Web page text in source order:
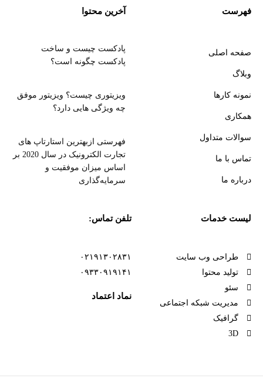
فهرست
صفحه اصلی
وبلاگ
نمونه کارها
همکاری
سوالات متداول
تماس با ما
درباره ما
آخرین محتوا
پادکست چیست و ساخت
پادکست چگونه است؟
ویزیتوری چیست؟ ویزیتور موفق
چه ویژگی هایی دارد؟
فهرستی ازبهترین استارتاپ های
تجارت الکترونیک در سال 2020 بر
اساس میزان موفقیت و
سرمایه‌گذاری
لیست خدمات
طراحی وب سایت
تولید محتوا
سئو
مدیریت شبکه اجتماعی
گرافیک
3D
تلفن تماس:
۰۲۱۹۱۳۰۲۸۳۱
۰۹۳۳۰۹۱۹۱۴۱
نماد اعتماد